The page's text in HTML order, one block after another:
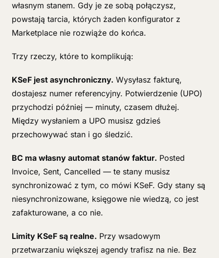
własnym stanem. Gdy je ze sobą połączysz,
powstają tarcia, których żaden konfigurator z
Marketplace nie rozwiąże do końca.
Trzy rzeczy, które to komplikują:
KSeF jest asynchroniczny. Wysyłasz fakturę,
dostajesz numer referencyjny. Potwierdzenie (UPO)
przychodzi później — minuty, czasem dłużej.
Między wysłaniem a UPO musisz gdzieś
przechowywać stan i go śledzić.
BC ma własny automat stanów faktur. Posted
Invoice, Sent, Cancelled — te stany musisz
synchronizować z tym, co mówi KSeF. Gdy stany są
niesynchronizowane, księgowe nie wiedzą, co jest
zafakturowane, a co nie.
Limity KSeF są realne. Przy wsadowym
przetwarzaniu większej agendy trafisz na nie. Bez